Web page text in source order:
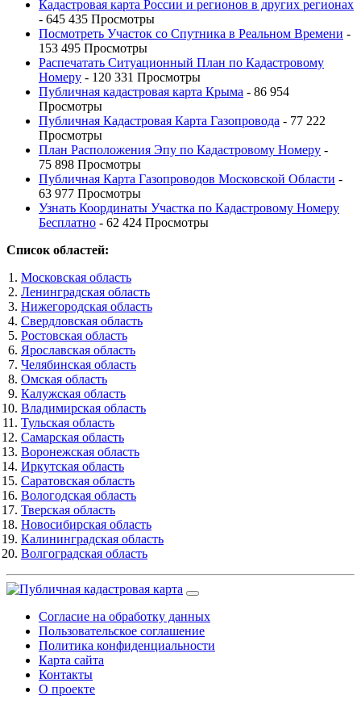
Кадастровая карта России и регионов в других регионах
- 645 435 Просмотры
Посмотреть Участок со Спутника в Реальном Времени -
153 495 Просмотры
Распечатать Ситуационный План по Кадастровому
Номеру - 120 331 Просмотры
Публичная кадастровая карта Крыма - 86 954
Просмотры
Публичная Кадастровая Карта Газопровода - 77 222
Просмотры
План Расположения Эпу по Кадастровому Номеру -
75 898 Просмотры
Публичная Карта Газопроводов Московской Области -
63 977 Просмотры
Узнать Координаты Участка по Кадастровому Номеру
Бесплатно - 62 424 Просмотры
Список областей:
Московская область
Ленинградская область
Нижегородская область
Свердловская область
Ростовская область
Ярославская область
Челябинская область
Омская область
Калужская область
Владимирская область
Тульская область
Самарская область
Воронежская область
Иркутская область
Саратовская область
Вологодская область
Тверская область
Новосибирская область
Калининградская область
Волгоградская область
Согласие на обработку данных
Пользовательское соглашение
Политика конфиденциальности
Карта сайта
Контакты
О проекте